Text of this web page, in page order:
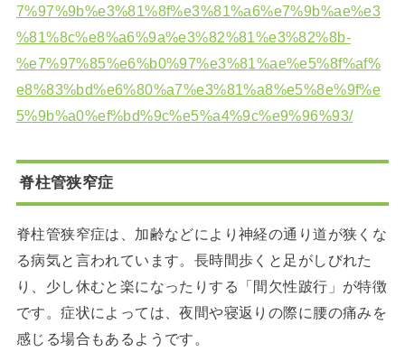
7%97%9b%e3%81%8f%e3%81%a6%e7%9b%ae%e3
%81%8c%e8%a6%9a%e3%82%81%e3%82%8b-
%e7%97%85%e6%b0%97%e3%81%ae%e5%8f%af%
e8%83%bd%e6%80%a7%e3%81%a8%e5%8e%9f%e
5%9b%a0%ef%bd%9c%e5%a4%9c%e9%96%93/
脊柱管狭窄症
脊柱管狭窄症は、加齢などにより神経の通り道が狭くな
る病気と言われています。長時間歩くと足がしびれた
り、少し休むと楽になったりする「間欠性跛行」が特徴
です。症状によっては、夜間や寝返りの際に腰の痛みを
感じる場合もあるようです。